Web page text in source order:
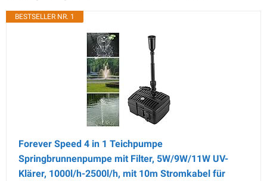
BESTSELLER NR. 1
Forever Speed 4 in 1 Teichpumpe
Springbrunnenpumpe mit Filter, 5W/9W/11W UV-
Klärer, 1000l/h-2500l/h, mit 10m Stromkabel für